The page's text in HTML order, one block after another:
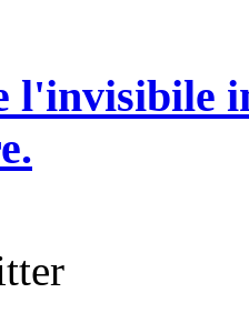
l'invisibile